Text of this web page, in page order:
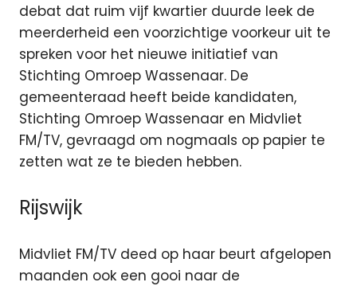
debat dat ruim vijf kwartier duurde leek de
meerderheid een voorzichtige voorkeur uit te
spreken voor het nieuwe initiatief van
Stichting Omroep Wassenaar. De
gemeenteraad heeft beide kandidaten,
Stichting Omroep Wassenaar en Midvliet
FM/TV, gevraagd om nogmaals op papier te
zetten wat ze te bieden hebben.
Rijswijk
Midvliet FM/TV deed op haar beurt afgelopen
maanden ook een gooi naar de